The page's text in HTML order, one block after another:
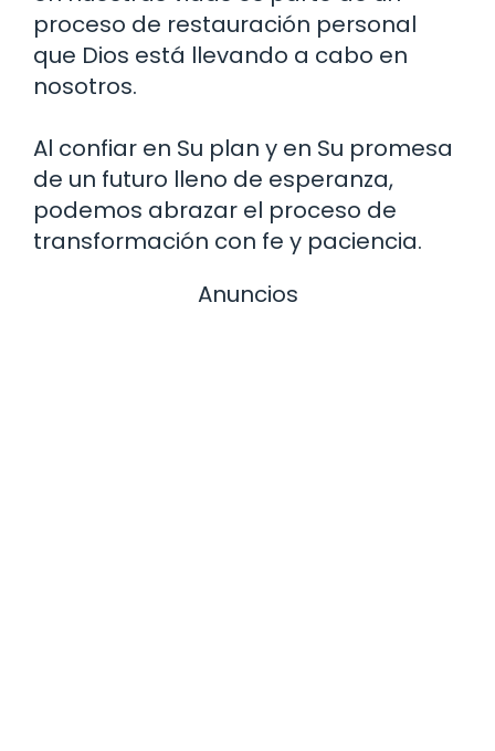
proceso de restauración personal
que Dios está llevando a cabo en
nosotros.
Al confiar en Su plan y en Su promesa
de un futuro lleno de esperanza,
podemos abrazar el proceso de
transformación con fe y paciencia.
Anuncios